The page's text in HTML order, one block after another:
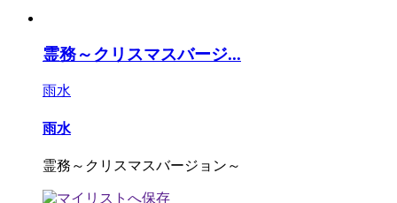
霊務～クリスマスバージ...
雨水
雨水
霊務～クリスマスバージョン～